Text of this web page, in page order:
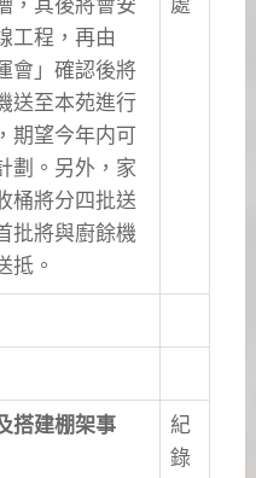
工程，再由
會」確認後將
送至本苑進行
期望今年内可
劃。另外，家
桶將分四批送
批將與廚餘機
抵。
搭建棚架事
紀
錄